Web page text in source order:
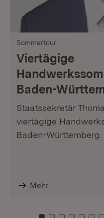
Sommertour
Viertägige
Baden-
Staatssekretär
viertägige
Baden-Württemberg.
Mehr